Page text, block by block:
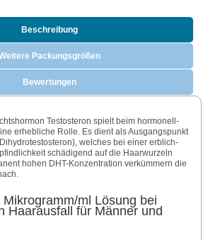
Beschreibung
Packungsgrößen
Bewertungen
Testosteron spielt beim hormonell-
erhebliche Rolle. Es dient als Ausgangspunkt
welches bei einer erblich-
schädigend auf die Haarwurzeln
hohen DHT-Konzentration verkümmern die
ml Lösung bei
Haarausfall für Männer und